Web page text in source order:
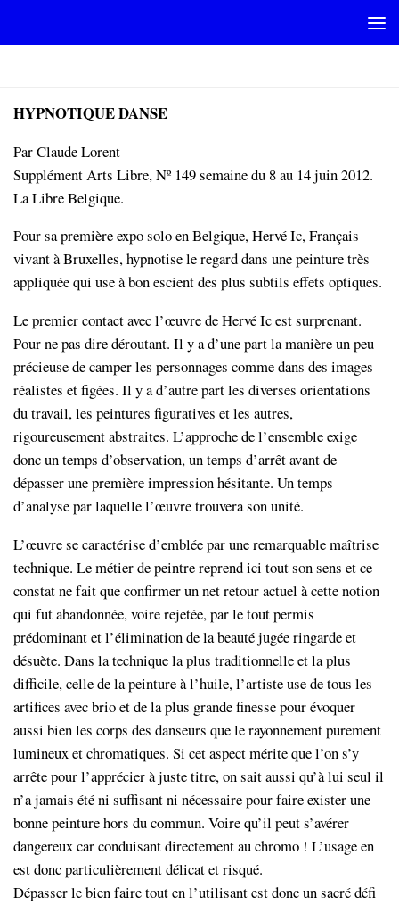
HYPNOTIQUE DANSE
Par Claude Lorent
Supplément Arts Libre, Nº 149 semaine du 8 au 14 juin 2012.
La Libre Belgique.
Pour sa première expo solo en Belgique, Hervé Ic, Français
vivant à Bruxelles, hypnotise le regard dans une peinture très
appliquée qui use à bon escient des plus subtils effets optiques.
Le premier contact avec l’œuvre de Hervé Ic est surprenant.
Pour ne pas dire déroutant. Il y a d’une part la manière un peu
précieuse de camper les personnages comme dans des images
réalistes et figées. Il y a d’autre part les diverses orientations
du travail, les peintures figuratives et les autres,
rigoureusement abstraites. L’approche de l’ensemble exige
donc un temps d’observation, un temps d’arrêt avant de
dépasser une première impression hésitante. Un temps
d’analyse par laquelle l’œuvre trouvera son unité.
L’œuvre se caractérise d’emblée par une remarquable maîtrise
technique. Le métier de peintre reprend ici tout son sens et ce
constat ne fait que confirmer un net retour actuel à cette notion
qui fut abandonnée, voire rejetée, par le tout permis
prédominant et l’élimination de la beauté jugée ringarde et
désuète. Dans la technique la plus traditionnelle et la plus
difficile, celle de la peinture à l’huile, l’artiste use de tous les
artifices avec brio et de la plus grande finesse pour évoquer
aussi bien les corps des danseurs que le rayonnement purement
lumineux et chromatiques. Si cet aspect mérite que l’on s’y
arrête pour l’apprécier à juste titre, on sait aussi qu’à lui seul il
n’a jamais été ni suffisant ni nécessaire pour faire exister une
bonne peinture hors du commun. Voire qu’il peut s’avérer
dangereux car conduisant directement au chromo ! L’usage en
est donc particulièrement délicat et risqué.
Dépasser le bien faire tout en l’utilisant est donc un sacré défi